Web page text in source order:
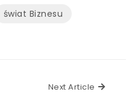
świat Biznesu
Next Article Next